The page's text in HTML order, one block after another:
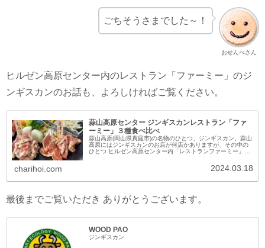
おせんべさん
ごちそうさまでした～！
ヒルゼン高原センター内のレストラン「ファーミー」のジ
ンギスカンのお話も、よろしければご覧ください。
蒜山高原センター ジンギスカンレストラン「ファ
ーミー」３種食べ比べ
蒜山高原(岡山県真庭市)の名物のひとつ、ジンギスカン。蒜山
高原にはジンギスカンのお店が何店かありますが、その中の
ひとつ ヒルゼン高原センター内「レストランファーミー」の
charihoi.com 2024.03.18
最後までご覧いただき ありがとうございます。
WOOD PAO
ジンギスカン